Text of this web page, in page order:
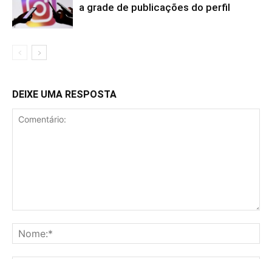
a grade de publicações do perfil
DEIXE UMA RESPOSTA